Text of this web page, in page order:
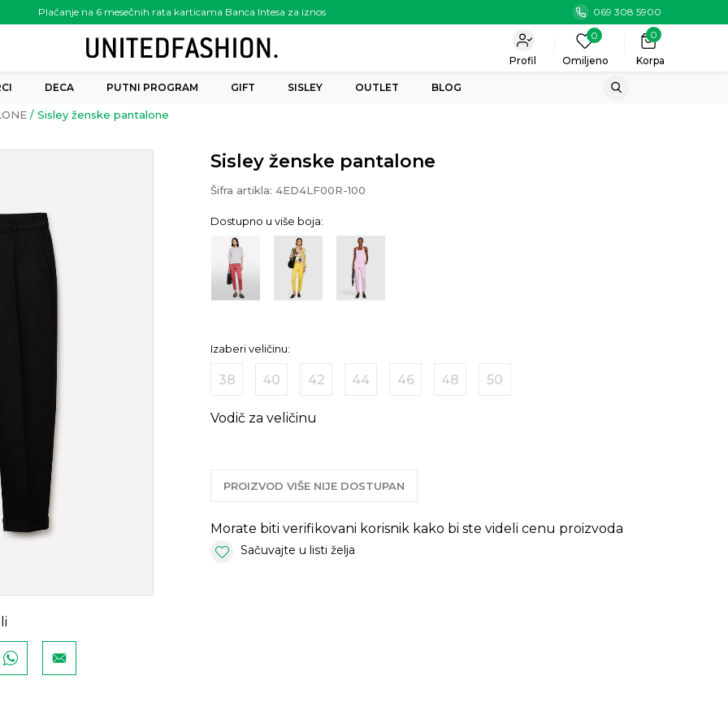
Plaćanje na 6 mesečnih rata karticama Banca Intesa za iznos
preko 6.000.00 rsd
069 308 5900
Korpa
0
0
Omiljeno
Profil
DECA PUTNI PROGRAM GIFT SISLEY OUTLET BLOG
Sisley ženske pantalone
Sisley ženske pantalone
Šifra artikla: 4ED4LF00R-100
Dostupno u više boja:
Izaberi veličinu:
38 40 42 44 46 48 50
Vodič za veličinu
PROIZVOD VIŠE NIJE DOSTUPAN
Morate biti verifikovani korisnik kako bi ste videli cenu proizvoda
Sačuvajte u listi želja